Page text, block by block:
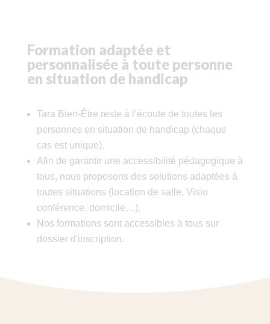
Formation adaptée et
personnalisée à toute personne
en situation de handicap
Tara Bien-Être reste à l’écoute de toutes les
personnes en situation de handicap (chaque
cas est unique).
Afin de garantir une accessibilité pédagogique à
tous, nous proposons des solutions adaptées à
toutes situations (location de salle, Visio
conférence, domicile…).
Nos formations sont accessibles à tous sur
dossier d'inscription.